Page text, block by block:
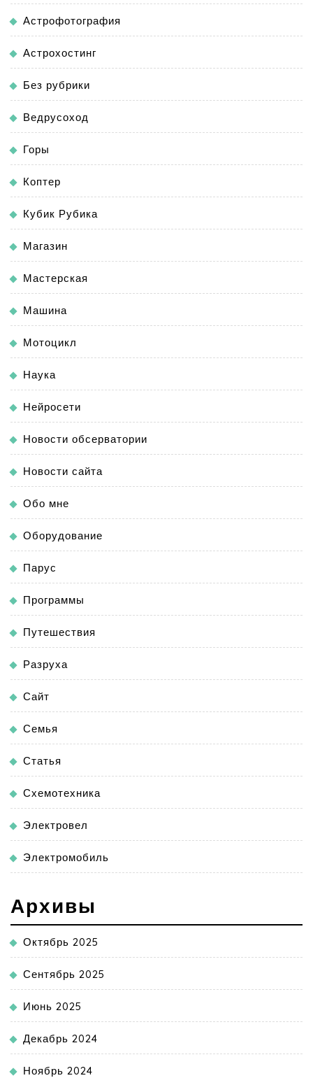
Астрофотография
Астрохостинг
Без рубрики
Ведрусоход
Горы
Коптер
Кубик Рубика
Магазин
Мастерская
Машина
Мотоцикл
Наука
Нейросети
Новости обсерватории
Новости сайта
Обо мне
Оборудование
Парус
Программы
Путешествия
Разруха
Сайт
Семья
Статья
Схемотехника
Электровел
Электромобиль
Архивы
Октябрь 2025
Сентябрь 2025
Июнь 2025
Декабрь 2024
Ноябрь 2024